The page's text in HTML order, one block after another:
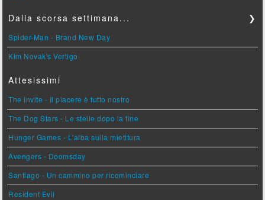
Dalla scorsa settimana... ❯
Spider-Man - Brand New Day
Kim Novak's Vertigo
Attesissimi
The Invite - Il piacere è tutto nostro
The Dog Stars - Le stelle dopo la fine
Hunger Games - L'alba sulla mietitura
Avengers - Doomsday
Santiago - Un cammino per ricominciare
Resident Evil